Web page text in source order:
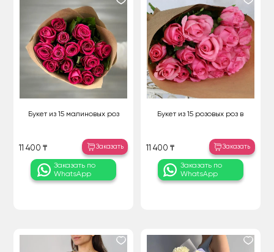
Букет из 15 малиновых роз
11 400 ₸ Заказать
Заказать по
WhatsApp
Букет из 15 розовых роз в
11 400 ₸ Заказать
Заказать по
WhatsApp